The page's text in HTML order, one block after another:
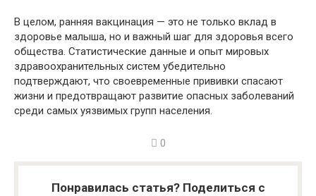
В целом, ранняя вакцинация — это не только вклад в
здоровье малыша, но и важный шаг для здоровья всего
общества. Статистические данные и опыт мировых
здравоохранительных систем убедительно
подтверждают, что своевременные прививки спасают
жизни и предотвращают развитие опасных заболеваний
среди самых уязвимых групп населения.
0
Понравилась статья? Поделиться с